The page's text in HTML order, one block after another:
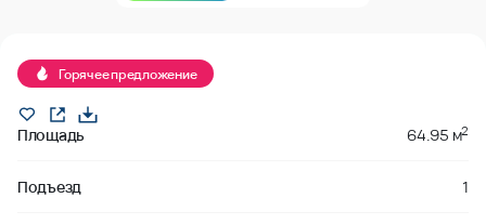
Горячее предложение
Площадь 64.95 м2
Подъезд 1